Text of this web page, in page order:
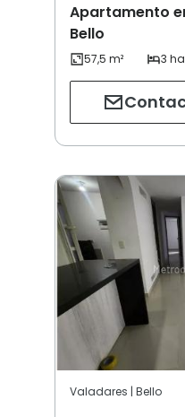
Apartamento
Bello
Valadares | Bello